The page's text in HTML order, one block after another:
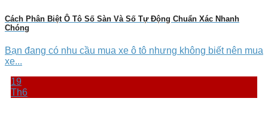
Cách Phân Biệt Ô Tô Số Sàn Và Số Tự Động Chuẩn Xác Nhanh
Chóng
Bạn đang có nhu cầu mua xe ô tô nhưng không biết nên mua
xe...
19
Th6